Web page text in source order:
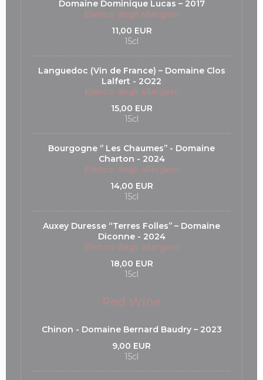
Domaine Dominique Lucas – 2017
Elenco degli allergeni
11,00 EUR
15cl
Languedoc (Vin de France) – Domaine Clos
Lalfert - 2O22
Elenco degli allergeni
15,00 EUR
15cl
Bourgogne ‘’ Les Chaumes’’ - Domaine
Charton - 2024
Elenco degli allergeni
14,00 EUR
15cl
Auxey Duresse “Terres Folles’’ – Domaine
Diconne - 2024
Elenco degli allergeni
18,00 EUR
15cl
Red Wine
Chinon - Domaine Bernard Baudry – 2023
9,00 EUR
15cl